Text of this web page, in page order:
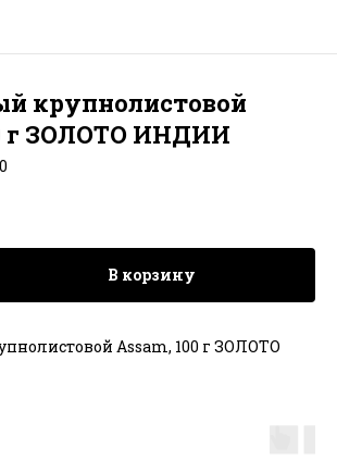
крупнолистовой
г ЗОЛОТО ИНДИИ
В корзину
Assam, 100 г ЗОЛОТО